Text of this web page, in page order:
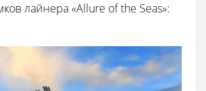
лайнера «Allure of the Seas»: